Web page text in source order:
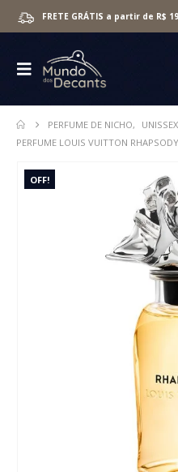
FRETE GRÁTIS a partir de R$
PERFUME DE NICHO,
UNISSEX
PERFUME LOUIS VUITTON
OFF!